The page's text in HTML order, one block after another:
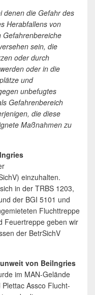
denen die Gefahr des
Herabfallens von
Gefahrenbereiche
sein, die
oder durch
oder in die
und
unbefugtes
Gefahrenbereich
die diese
Maßnahmen zu
einzuhalten.
in der TRBS 1203,
der BGI 5101 und
Fluchttreppe
Feuertreppe geben wir
der BetrSichV
von Beilngries
im MAN-Gelände
Assco Flucht-